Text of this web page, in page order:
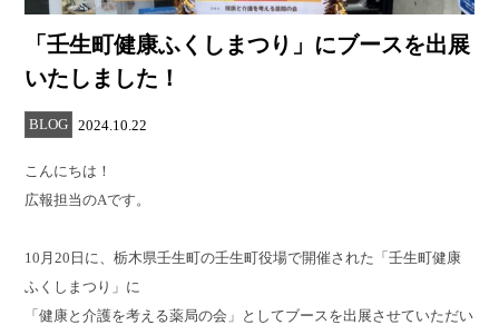
「壬生町健康ふくしまつり」にブースを出展
いたしました！
BLOG 2024.10.22
こんにちは！
広報担当のAです。
10月20日に、栃木県壬生町の壬生町役場で開催された「壬生町健康
ふくしまつり」に
「健康と介護を考える薬局の会」としてブースを出展させていただい